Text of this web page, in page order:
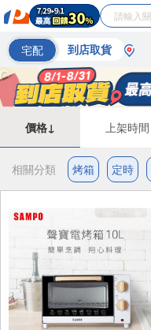
宅配 到店取貨
價格↓ 上架時間
相關分類 烤箱 定時